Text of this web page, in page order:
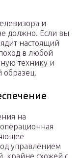
и
должно. Если вы
настоящий
в любой
технику и
образец.
на
управлением
крайне схожей с